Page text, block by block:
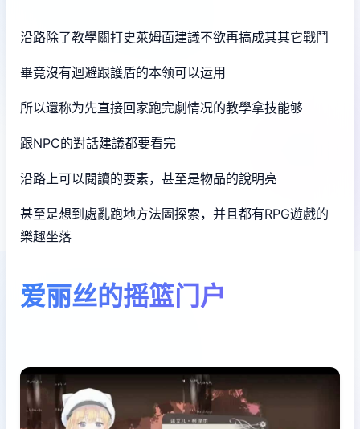
沿路除了教學關打史萊姆面建議不欲再搞成其其它戰鬥
畢竟沒有迴避跟護盾的本领可以运用
所以還称为先直接回家跑完劇情况的教學拿技能够
跟NPC的對話建議都要看完
沿路上可以閱讀的要素，甚至是物品的說明亮
甚至是想到處亂跑地方法圖探索，并且都有RPG遊戲的
樂趣坐落
爱丽丝的摇篮门户